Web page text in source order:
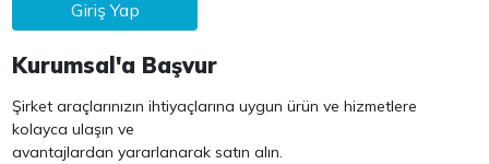
Giriş Yap
Kurumsal'a Başvur
Şirket araçlarınızın ihtiyaçlarına uygun ürün ve hizmetlere
kolayca ulaşın ve
avantajlardan yararlanarak satın alın.